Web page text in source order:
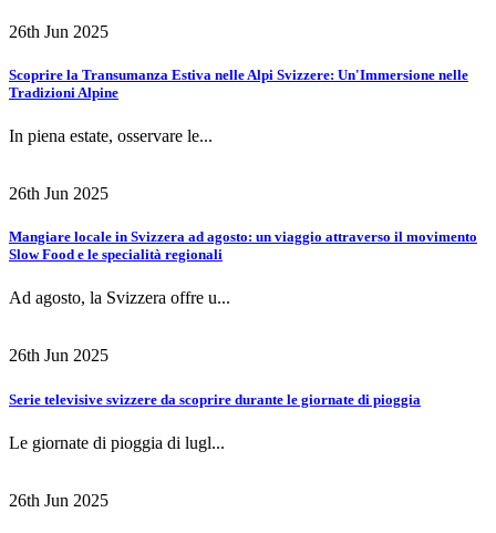
26th Jun 2025
Scoprire la Transumanza Estiva nelle Alpi Svizzere: Un'Immersione nelle
Tradizioni Alpine
In piena estate, osservare le...
26th Jun 2025
Mangiare locale in Svizzera ad agosto: un viaggio attraverso il movimento
Slow Food e le specialità regionali
Ad agosto, la Svizzera offre u...
26th Jun 2025
Serie televisive svizzere da scoprire durante le giornate di pioggia
Le giornate di pioggia di lugl...
26th Jun 2025